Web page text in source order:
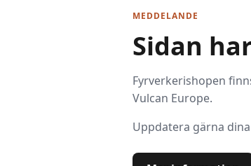
MEDDELANDE
Sidan
Fyrverkerishopen
Vulcan Europe.
Uppdatera gärna